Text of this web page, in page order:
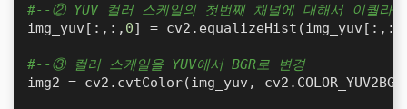
#--② YUV 컬러 스케일의 첫번째 채널에 대해서 이퀄라
img_yuv[:,:, 0] = cv2.equalizeHist(img_yuv[:,:,
#--③ 컬러 스케일을 YUV에서 BGR로 변경
img2 = cv2.cvtColor(img_yuv,